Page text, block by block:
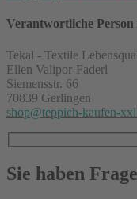
Verantwortliche
Tekal - Textile
Ellen Valipor-Faderl
Siemensstr. 66
70839 Gerlingen
shop@teppich-kaufen-
Sie haben